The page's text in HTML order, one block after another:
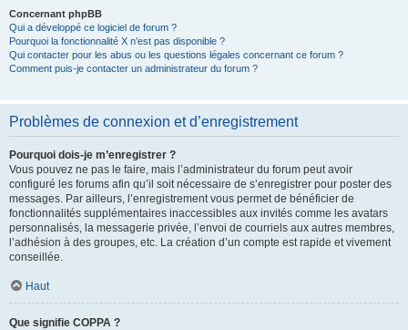
Concernant phpBB
Qui a développé ce logiciel de forum ?
Pourquoi la fonctionnalité X n’est pas disponible ?
Qui contacter pour les abus ou les questions légales concernant ce forum ?
Comment puis-je contacter un administrateur du forum ?
Problèmes de connexion et d’enregistrement
Pourquoi dois-je m’enregistrer ?
Vous pouvez ne pas le faire, mais l’administrateur du forum peut avoir
configuré les forums afin qu’il soit nécessaire de s’enregistrer pour poster des
messages. Par ailleurs, l’enregistrement vous permet de bénéficier de
fonctionnalités supplémentaires inaccessibles aux invités comme les avatars
personnalisés, la messagerie privée, l’envoi de courriels aux autres membres,
l’adhésion à des groupes, etc. La création d’un compte est rapide et vivement
conseillée.
Haut
Que signifie COPPA ?